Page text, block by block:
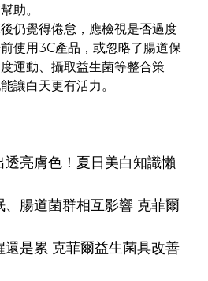
助。
仍覺得倦怠，應檢視是否過度
使用3C產品，或忽略了腸道保
運動、攝取益生菌等整合策
讓白天更有活力。
透亮膚色！夏日美白知識懶
、腸道菌群相互影響 克菲爾
還是累 克菲爾益生菌具改善